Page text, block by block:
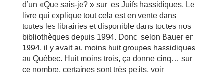
d’un «Que sais-je? » sur les Juifs hassidiques. Le
livre qui explique tout cela est en vente dans
toutes les librairies et disponible dans toutes nos
bibliothèques depuis 1994. Donc, selon Bauer en
1994, il y avait au moins huit groupes hassidiques
au Québec. Huit moins trois, ça donne cinq… sur
ce nombre, certaines sont très petits, voir